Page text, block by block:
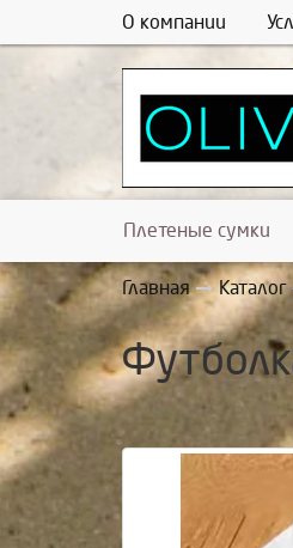
О компании
Плетеные сумки
Главная Каталог